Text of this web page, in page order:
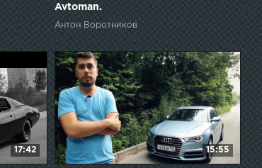
Avtoman.
Антон Воротников
17:42 15:55